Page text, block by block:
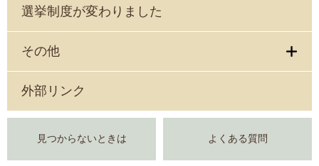
選挙制度が変わりました
その他
外部リンク
見つからないときは よくある質問